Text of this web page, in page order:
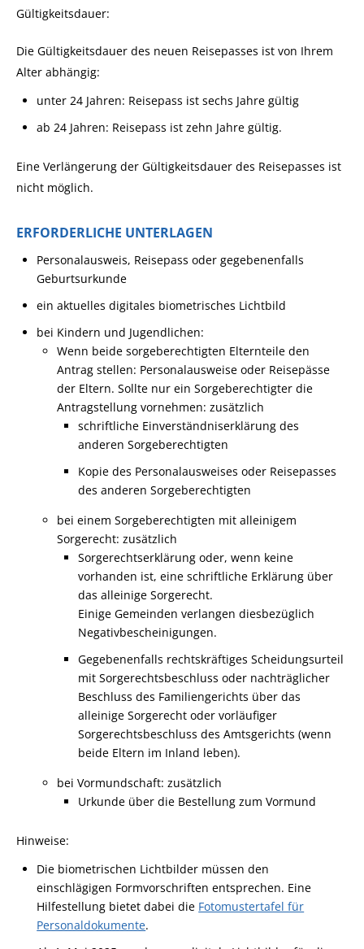
Gültigkeitsdauer:
Die Gültigkeitsdauer des neuen Reisepasses ist von Ihrem
Alter abhängig:
unter 24 Jahren: Reisepass ist sechs Jahre gültig
ab 24 Jahren: Reisepass ist zehn Jahre gültig.
Eine Verlängerung der Gültigkeitsdauer des Reisepasses ist
nicht möglich.
ERFORDERLICHE UNTERLAGEN
Personalausweis, Reisepass oder gegebenenfalls
Geburtsurkunde
ein aktuelles digitales biometrisches Lichtbild
bei Kindern und Jugendlichen:
Wenn beide sorgeberechtigten Elternteile den
Antrag stellen: Personalausweise oder Reisepässe
der Eltern. Sollte nur ein Sorgeberechtigter die
Antragstellung vornehmen: zusätzlich
schriftliche Einverständniserklärung des
anderen Sorgeberechtigten
Kopie des Personalausweises oder Reisepasses
des anderen Sorgeberechtigten
bei einem Sorgeberechtigten mit alleinigem
Sorgerecht: zusätzlich
Sorgerechtserklärung oder, wenn keine
vorhanden ist, eine schriftliche Erklärung über
das alleinige Sorgerecht.
Einige Gemeinden verlangen diesbezüglich
Negativbescheinigungen.
Gegebenenfalls rechtskräftiges Scheidungsurteil
mit Sorgerechtsbeschluss oder nachträglicher
Beschluss des Familiengerichts über das
alleinige Sorgerecht oder vorläufiger
Sorgerechtsbeschluss des Amtsgerichts (wenn
beide Eltern im Inland leben).
bei Vormundschaft: zusätzlich
Urkunde über die Bestellung zum Vormund
Hinweise:
Die biometrischen Lichtbilder müssen den
einschlägigen Formvorschriften entsprechen. Eine
Hilfestellung bietet dabei die Fotomustertafel für
Personaldokumente.